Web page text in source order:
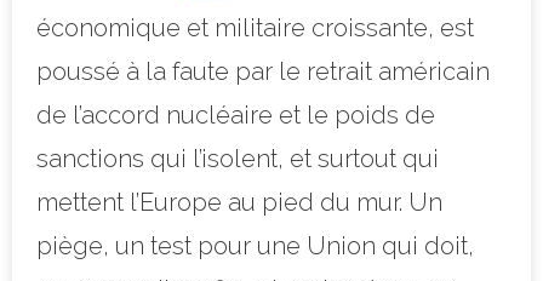
économique et militaire croissante, est
poussé à la faute par le retrait américain
de l’accord nucléaire et le poids de
sanctions qui l’isolent, et surtout qui
mettent l’Europe au pied du mur. Un
piège, un test pour une Union qui doit,